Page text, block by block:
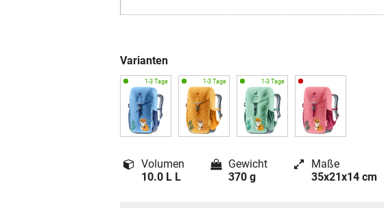
Varianten
Volumen
10.0 L L
Gewicht
370 g
Maße
35x21x14 cm